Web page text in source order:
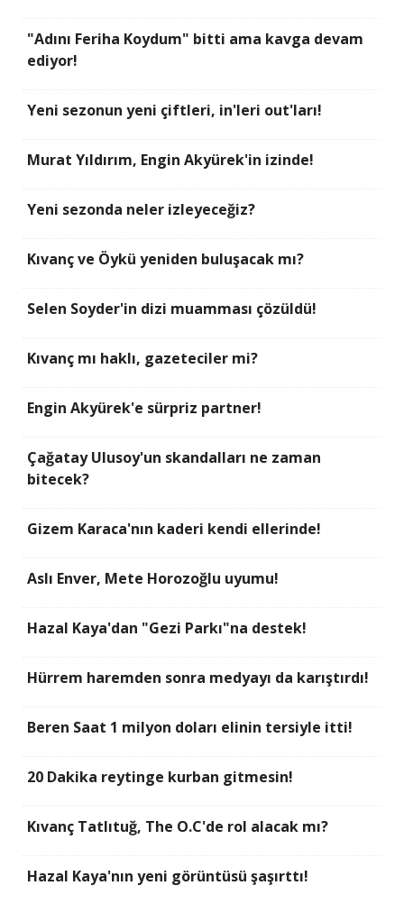
"Adını Feriha Koydum" bitti ama kavga devam
ediyor!
Yeni sezonun yeni çiftleri, in'leri out'ları!
Murat Yıldırım, Engin Akyürek'in izinde!
Yeni sezonda neler izleyeceğiz?
Kıvanç ve Öykü yeniden buluşacak mı?
Selen Soyder'in dizi muamması çözüldü!
Kıvanç mı haklı, gazeteciler mi?
Engin Akyürek'e sürpriz partner!
Çağatay Ulusoy'un skandalları ne zaman
bitecek?
Gizem Karaca'nın kaderi kendi ellerinde!
Aslı Enver, Mete Horozoğlu uyumu!
Hazal Kaya'dan "Gezi Parkı"na destek!
Hürrem haremden sonra medyayı da karıştırdı!
Beren Saat 1 milyon doları elinin tersiyle itti!
20 Dakika reytinge kurban gitmesin!
Kıvanç Tatlıtuğ, The O.C'de rol alacak mı?
Hazal Kaya'nın yeni görüntüsü şaşırttı!